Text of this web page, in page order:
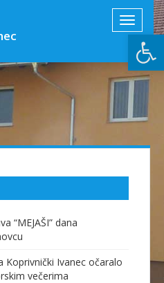
Toggle
“MEJAŠI” dana
Ivanec očaralo
večerima